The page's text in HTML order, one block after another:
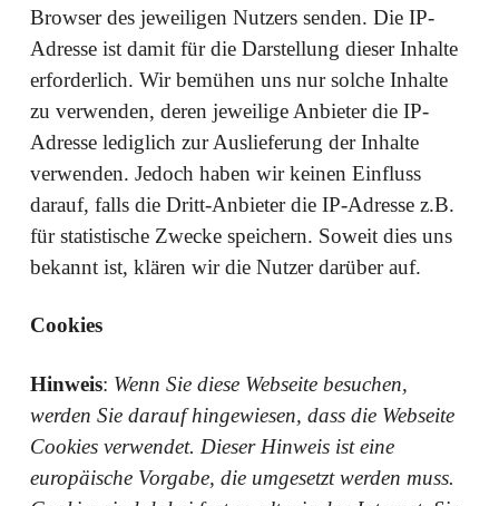
Browser des jeweiligen Nutzers senden. Die IP-
Adresse ist damit für die Darstellung dieser Inhalte
erforderlich. Wir bemühen uns nur solche Inhalte
zu verwenden, deren jeweilige Anbieter die IP-
Adresse lediglich zur Auslieferung der Inhalte
verwenden. Jedoch haben wir keinen Einfluss
darauf, falls die Dritt-Anbieter die IP-Adresse z.B.
für statistische Zwecke speichern. Soweit dies uns
bekannt ist, klären wir die Nutzer darüber auf.
Cookies
Hinweis: Wenn Sie diese Webseite besuchen,
werden Sie darauf hingewiesen, dass die Webseite
Cookies verwendet. Dieser Hinweis ist eine
europäische Vorgabe, die umgesetzt werden muss.